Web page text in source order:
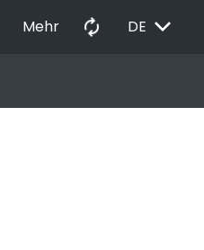
Mehr autorenew DE EXPAND_MORE